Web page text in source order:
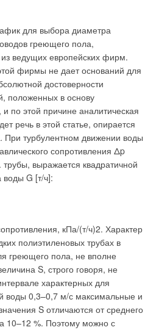
для выбора диаметра
греющего пола,
ведущих европейских фирм.
фирмы не дает оснований для
достоверности
положенных в основу
по этой причине аналитическая
речь в этой статье, опирается
При турбулентном движении воды
сопротивления Δp
выражается квадратичной
воды G [т/ч]:
кПа/(т/ч)2. Характер
полиэтиленовых трубах в
греющего пола, не вполне
S, строго говоря, не
характерных для
воды 0,3–0,7 м/с максимальные и
S отличаются от среднего
10–12 %. Поэтому можно с
в контурах системы вентиляции,
Поквартирный учет также
приборов, что позволяет
измерений на малых расходах.
учета на общем ИТП на
учета расположены в местах
специалисты
имеют к ним свободный
момент мы можем получить
и всегда точно знаем,
на те или иные нужды».
энергопотребления
решения требует
необходимое число узлов учета:
в цене квартир. Но можно ли
на дополнительное
их затраты? И что это даст
в этом отношении опыт
здания, построенные в
как:
расписанием и уставками
при помощи сетевой панели
при помощи веб-сервера при
коммуникационный
благодаря обмену
(например, запросы на
Synco 700.
режим достаточно задать
и зоны. Предусмотрена
осуществляется при помощи
исключительно при
при желании можно
ETS, через групповую
термостатов RDF/RDU в
производителей.
в систему с